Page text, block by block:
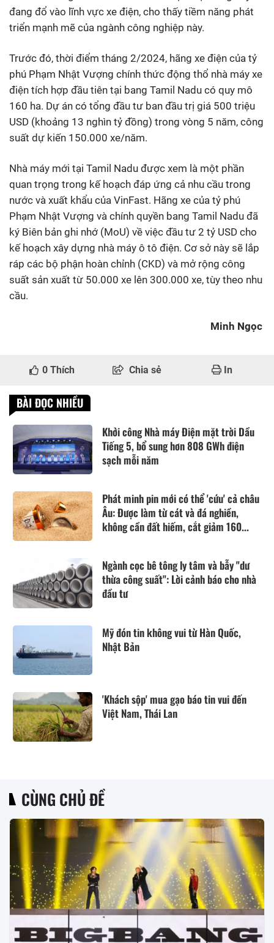
đang đổ vào lĩnh vực xe điện, cho thấy tiềm năng phát
triển mạnh mẽ của ngành công nghiệp này.
Trước đó, thời điểm tháng 2/2024, hãng xe điện của tỷ
phú Phạm Nhật Vượng chính thức động thổ nhà máy xe
điện tích hợp đầu tiên tại bang Tamil Nadu có quy mô
160 ha. Dự án có tổng đầu tư ban đầu trị giá 500 triệu
USD (khoảng 13 nghìn tỷ đồng) trong vòng 5 năm, công
suất dự kiến 150.000 xe/năm.
Nhà máy mới tại Tamil Nadu được xem là một phần
quan trọng trong kế hoạch đáp ứng cả nhu cầu trong
nước và xuất khẩu của VinFast. Hãng xe của tỷ phú
Phạm Nhật Vượng và chính quyền bang Tamil Nadu đã
ký Biên bản ghi nhớ (MoU) về việc đầu tư 2 tỷ USD cho
kế hoạch xây dựng nhà máy ô tô điện. Cơ sở này sẽ lắp
ráp các bộ phận hoàn chỉnh (CKD) và mở rộng công
suất sản xuất từ 50.000 xe lên 300.000 xe, tùy theo nhu
cầu.
Minh Ngọc
0 Thích Chia sẻ In
BÀI ĐỌC NHIỀU
Khởi công Nhà máy Điện mặt trời Dầu
Tiếng 5, bổ sung hơn 808 GWh điện
sạch mỗi năm
Phát minh pin mới có thể 'cứu' cả châu
Âu: Được làm từ cát và đá nghiền,
không cần đất hiếm, cắt giảm 160...
Ngành cọc bê tông ly tâm và bẫy "dư
thừa công suất": Lời cảnh báo cho nhà
đầu tư
Mỹ đón tin không vui từ Hàn Quốc,
Nhật Bản
'Khách sộp' mua gạo báo tin vui đến
Việt Nam, Thái Lan
CÙNG CHỦ ĐỀ